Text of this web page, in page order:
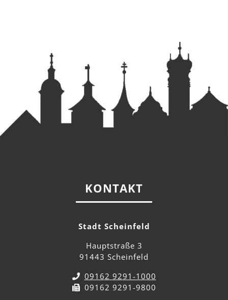
KONTAKT
Stadt Scheinfeld
Hauptstraße 3
91443 Scheinfeld
09162 9291-1000
09162 9291-9800